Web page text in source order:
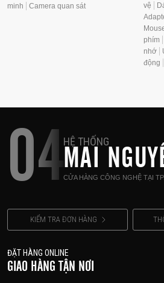
minh
Camera quan sát
vệ
phím
nhớ
động
04HỆ THỐNG
MAI
CỬA HÀNG CÔNG NGHỆ TẠI
KIỂM TRA ĐƠN HÀNG
ĐẶT HÀNG ONLINE
GIAO HÀNG TẬN NƠI